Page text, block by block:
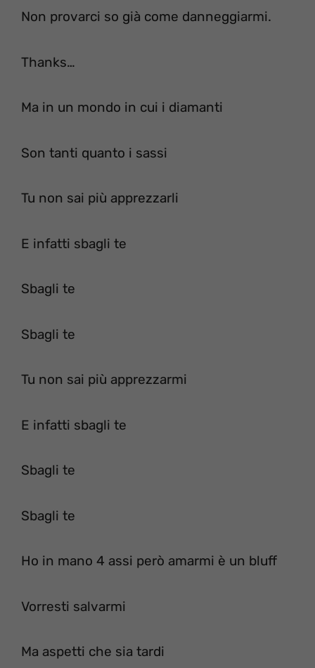
Non provarci so già come danneggiarmi.
Thanks…
Ma in un mondo in cui i diamanti
Son tanti quanto i sassi
Tu non sai più apprezzarli
E infatti sbagli te
Sbagli te
Sbagli te
Tu non sai più apprezzarmi
E infatti sbagli te
Sbagli te
Sbagli te
Ho in mano 4 assi però amarmi è un bluff
Vorresti salvarmi
Ma aspetti che sia tardi